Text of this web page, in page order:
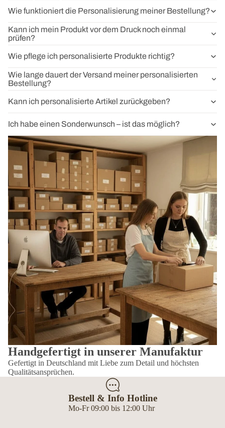
Wie funktioniert die Personalisierung meiner Bestellung?
Kann ich mein Produkt vor dem Druck noch einmal
prüfen?
Wie pflege ich personalisierte Produkte richtig?
Wie lange dauert der Versand meiner personalisierten
Bestellung?
Kann ich personalisierte Artikel zurückgeben?
Ich habe einen Sonderwunsch – ist das möglich?
Handgefertigt in unserer Manufaktur
Gefertigt in Deutschland mit Liebe zum Detail und höchsten
Qualitätsansprüchen.
Bestell & Info Hotline
Mo-Fr 09:00 bis 12:00 Uhr